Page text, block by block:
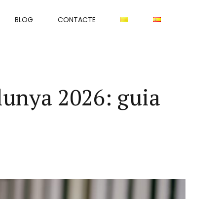
BLOG CONTACTE
2026: guia